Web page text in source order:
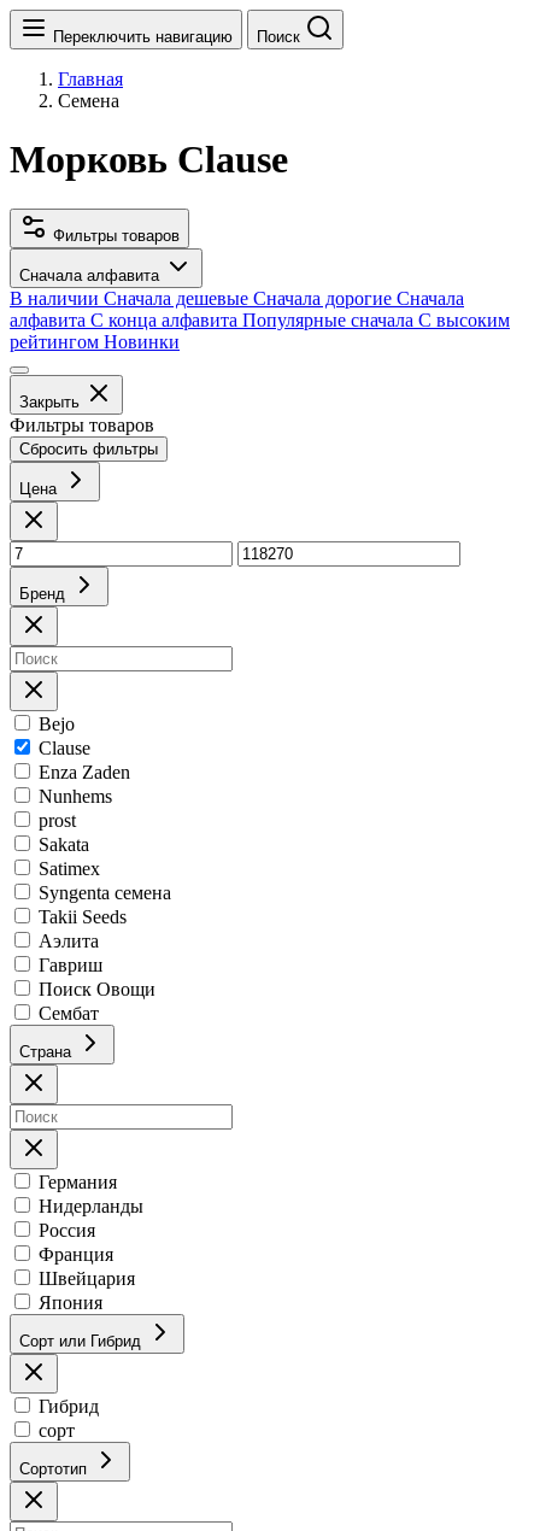
Переключить навигацию Поиск
Главная
Семена
Морковь Clause
Фильтры товаров
Сначала алфавита
В наличии Сначала дешевые Сначала дорогие Сначала
алфавита С конца алфавита Популярные сначала С высоким
рейтингом Новинки
Закрыть
Фильтры товаров
Сбросить фильтры
Цена
Бренд
Bejo
Clause
Enza Zaden
Nunhems
prost
Sakata
Satimex
Syngenta семена
Takii Seeds
Аэлита
Гавриш
Поиск Овощи
Сембат
Страна
Германия
Нидерланды
Россия
Франция
Швейцария
Япония
Сорт или Гибрид
Гибрид
сорт
Сортотип